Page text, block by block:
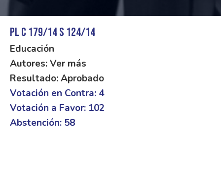
PL C 179/14 S 124/14
Educación
Autores: Ver más
Resultado: Aprobado
Votación en Contra: 4
Votación a Favor: 102
Abstención: 58